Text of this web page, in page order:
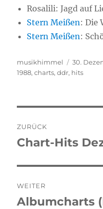
Rosalili: Jagd auf
Stern Meißen: Die
Stern Meißen:
Autor
musikhimmel
am
30.
1988,charts,ddr, hits
ZURÜCK
Vorheriger
Chart-Hits
WEITER
Nächster
Albumcharts